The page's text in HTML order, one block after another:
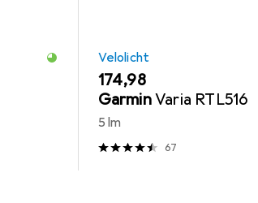
Velolicht
EUR
174,98
GarminVaria RTL516
5 lm
67